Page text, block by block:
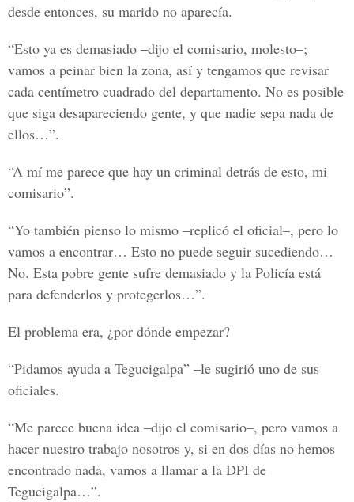
desde entonces, su marido no aparecía.
“Esto ya es demasiado –dijo el comisario, molesto–;
vamos a peinar bien la zona, así y tengamos que revisar
cada centímetro cuadrado del departamento. No es posible
que siga desapareciendo gente, y que nadie sepa nada de
ellos…”.
“A mí me parece que hay un criminal detrás de esto, mi
comisario”.
“Yo también pienso lo mismo –replicó el oficial–, pero lo
vamos a encontrar… Esto no puede seguir sucediendo…
No. Esta pobre gente sufre demasiado y la Policía está
para defenderlos y protegerlos…”.
El problema era, ¿por dónde empezar?
“Pidamos ayuda a Tegucigalpa” –le sugirió uno de sus
oficiales.
“Me parece buena idea –dijo el comisario–, pero vamos a
hacer nuestro trabajo nosotros y, si en dos días no hemos
encontrado nada, vamos a llamar a la DPI de
Tegucigalpa…”.